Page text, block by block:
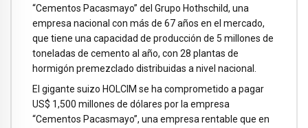
“Cementos Pacasmayo” del Grupo Hothschild, una
empresa nacional con más de 67 años en el mercado,
que tiene una capacidad de producción de 5 millones de
toneladas de cemento al año, con 28 plantas de
hormigón premezclado distribuidas a nivel nacional.
El gigante suizo HOLCIM se ha comprometido a pagar
US$ 1,500 millones de dólares por la empresa
“Cementos Pacasmayo”, una empresa rentable que en